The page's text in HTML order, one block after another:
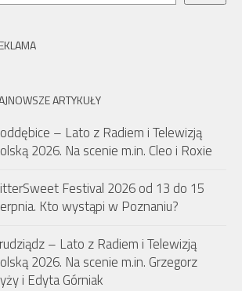
ARTYKUŁY
– Lato z Radiem i Telewizją
2026. Na scenie m.in. Cleo i Roxie
Festival 2026 od 13 do 15
Kto wystąpi w Poznaniu?
– Lato z Radiem i Telewizją
2026. Na scenie m.in. Grzegorz
i Edyta Górniak